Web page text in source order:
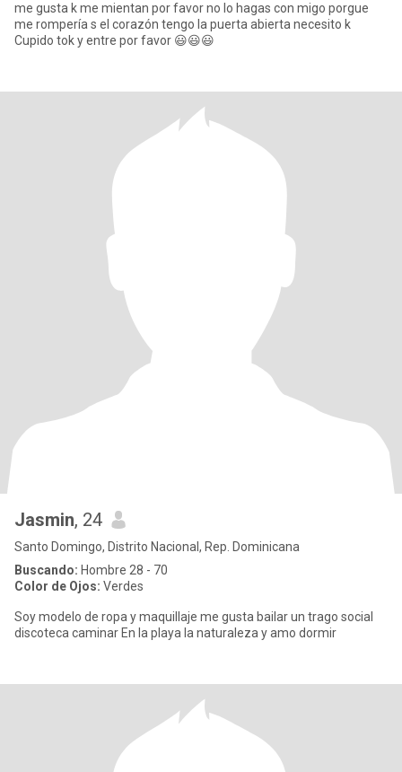
me gusta k me mientan por favor no lo hagas con migo porgue
me rompería s el corazón tengo la puerta abierta necesito k
Cupido tok y entre por favor 😃😃😃
Jasmin, 24
Santo Domingo, Distrito Nacional, Rep. Dominicana
Buscando: Hombre 28 - 70
Color de Ojos: Verdes
Soy modelo de ropa y maquillaje me gusta bailar un trago social
discoteca caminar En la playa la naturaleza y amo dormir